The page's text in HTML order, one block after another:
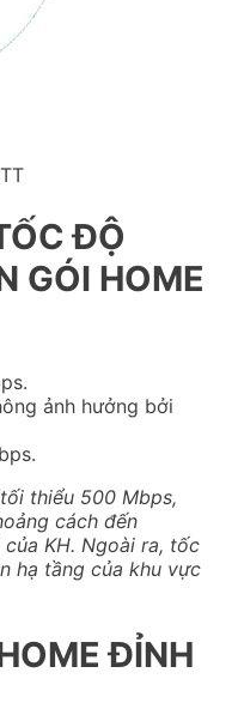
ĐỘ
GÓI HOME
ảnh hưởng bởi
thiểu 500 Mbps,
cách đến
KH. Ngoài ra, tốc
hạ tầng của khu vực
ĐỈNH